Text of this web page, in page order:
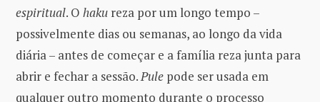
espiritual. O haku reza por um longo tempo –
possivelmente dias ou semanas, ao longo da vida
diária – antes de começar e a família reza junta para
abrir e fechar a sessão.Pule pode ser usada em
qualquer outro momento durante o processo